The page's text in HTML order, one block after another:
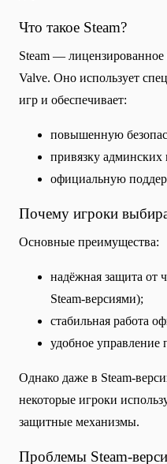
Что такое Steam?
Steam —
Valve. Оно использует
игр и обеспечивает:
повышенную
привязку админских
официальную
Почему игроки
Основные преимущества:
надёжная защита от
Steam-версиями);
стабильная работа
удобное управление
Однако даже в Steam-
некоторые игроки
защитные механизмы.
Проблемы Steam-